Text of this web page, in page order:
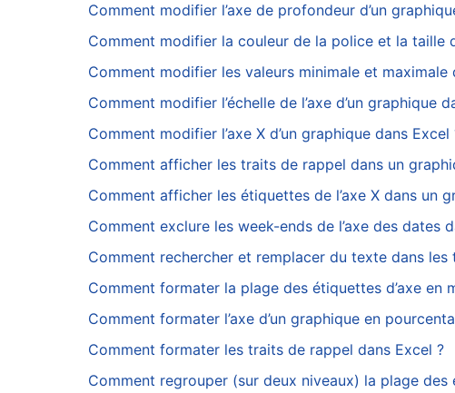
Comment modifier l’axe de profondeur d’un
Comment modifier la couleur de la police et la taille
Comment modifier les valeurs minimale et maximale
Comment modifier l’échelle de l’axe d’un graphique
Comment modifier l’axe X d’un graphique dans Excel
Comment afficher les traits de rappel dans un
Comment afficher les étiquettes de l’axe X dans un
Comment exclure les week-ends de l’axe des dates
Comment rechercher et remplacer du texte dans
Comment formater la plage des étiquettes d’axe en
Comment formater l’axe d’un graphique en
Comment formater les traits de rappel dans Excel ?
Comment regrouper (sur deux niveaux) la plage des